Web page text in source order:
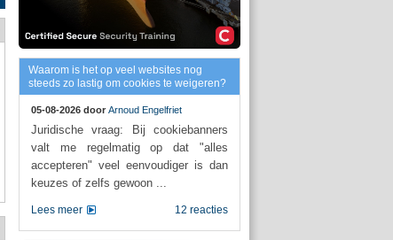
Waarom is het op veel websites nog
steeds zo lastig om cookies te weigeren?
05-08-2026 door Arnoud Engelfriet
Juridische vraag: Bij cookiebanners
valt me regelmatig op dat "alles
accepteren" veel eenvoudiger is dan
keuzes of zelfs gewoon ...
12 reacties
Lees meer